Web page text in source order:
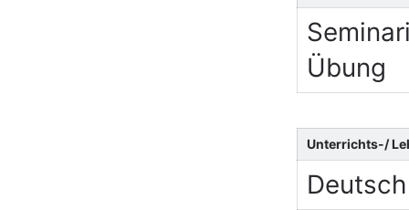
Übung
Unterrichts-/
Deutsch